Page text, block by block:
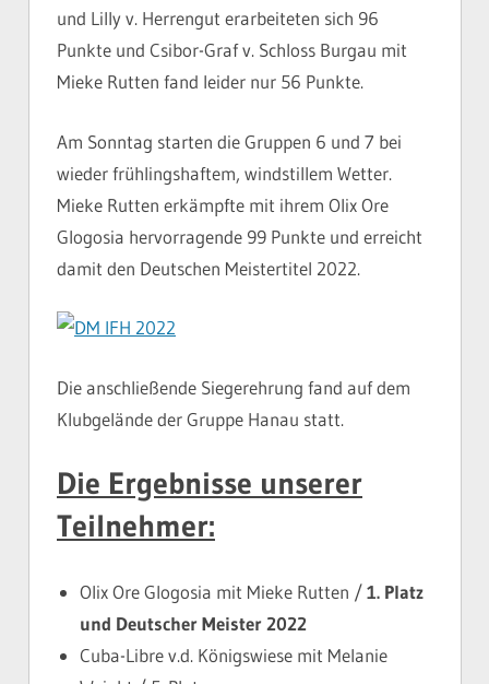
und Lilly v. Herrengut erarbeiteten sich 96
Punkte und Csibor-Graf v. Schloss Burgau mit
Mieke Rutten fand leider nur 56 Punkte.
Am Sonntag starten die Gruppen 6 und 7 bei
wieder frühlingshaftem, windstillem Wetter.
Mieke Rutten erkämpfte mit ihrem Olix Ore
Glogosia hervorragende 99 Punkte und erreicht
damit den Deutschen Meistertitel 2022.
Die anschließende Siegerehrung fand auf dem
Klubgelände der Gruppe Hanau statt.
Die Ergebnisse unserer
Teilnehmer:
Olix Ore Glogosia mit Mieke Rutten /1. Platz
und Deutscher Meister 2022
Cuba-Libre v.d. Königswiese mit Melanie